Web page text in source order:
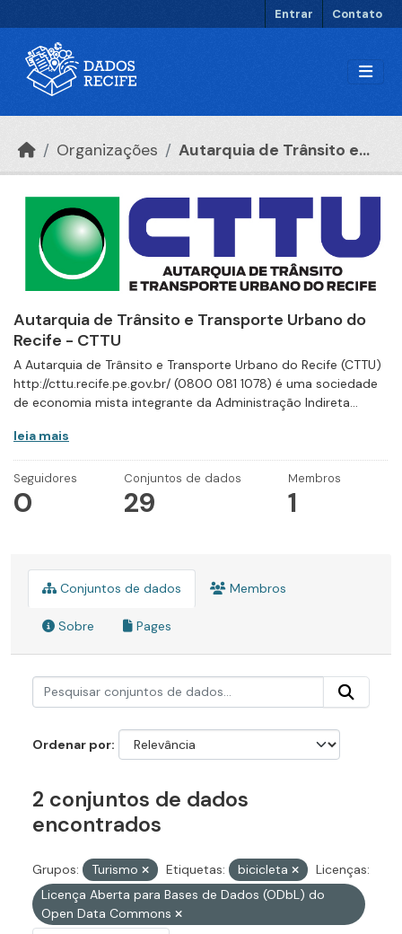
Entrar Contato
Organizações Autarquia de Trânsito e...
Autarquia de Trânsito e Transporte Urbano do
Recife - CTTU
A Autarquia de Trânsito e Transporte Urbano do Recife (CTTU)
http://cttu.recife.pe.gov.br/ (0800 081 1078) é uma sociedade
de economia mista integrante da Administração Indireta...
leia mais
Seguidores
0
Conjuntos de dados
29
Membros
1
Conjuntos de dados Membros
Sobre Pages
Ordenar por
2 conjuntos de dados
encontrados
Grupos: Turismo Etiquetas: bicicleta
Licenças:
Licença Aberta para Bases de Dados (ODbL) do
Open Data Commons